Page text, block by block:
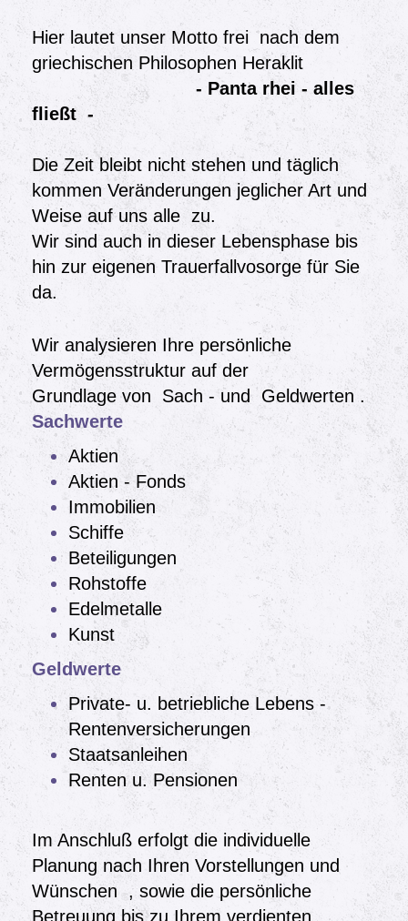
Hier lautet unser Motto frei nach dem
griechischen Philosophen Heraklit
- Panta rhei - alles
fließt -
Die Zeit bleibt nicht stehen und täglich
kommen Veränderungen jeglicher Art und
Weise auf uns alle zu.
Wir sind auch in dieser Lebensphase bis
hin zur eigenen Trauerfallvosorge für Sie
da.
Wir analysieren Ihre persönliche
Vermögensstruktur auf der
Grundlage von Sach - und Geldwerten .
Sachwerte
Aktien
Aktien - Fonds
Immobilien
Schiffe
Beteiligungen
Rohstoffe
Edelmetalle
Kunst
Geldwerte
Private- u. betriebliche Lebens -
Rentenversicherungen
Staatsanleihen
Renten u. Pensionen
Im Anschluß erfolgt die individuelle
Planung nach Ihren Vorstellungen und
Wünschen , sowie die persönliche
Betreuung bis zu Ihrem verdienten